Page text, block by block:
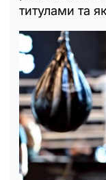
титулами та